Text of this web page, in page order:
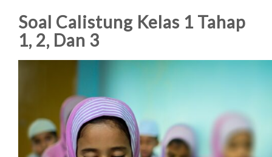
Soal Calistung Kelas 1 Tahap
1, 2, Dan 3